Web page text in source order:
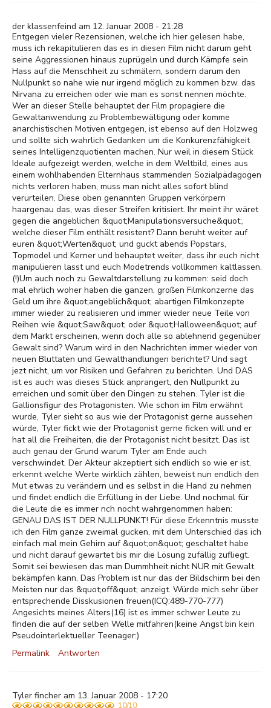
der klassenfeind am 12. Januar 2008 - 21:28
Entgegen vieler Rezensionen, welche ich hier gelesen habe,
muss ich rekapitulieren das es in diesen Film nicht darum geht
seine Aggressionen hinaus zuprügeln und durch Kämpfe sein
Hass auf die Menschheit zu schmälern, sondern darum den
Nullpunkt so nahe wie nur irgend möglich zu kommen bzw. das
Nirvana zu erreichen oder wie man es sonst nennen möchte.
Wer an dieser Stelle behauptet der Film propagiere die
Gewaltanwendung zu Problembewältigung oder komme
anarchistischen Motiven entgegen, ist ebenso auf den Holzweg
und sollte sich wahrlich Gedanken um die Konkurenzfähigkeit
seines Intelligenzquotienten machen. Nur weil in diesem Stück
Ideale aufgezeigt werden, welche in dem Weltbild, eines aus
einem wohlhabenden Elternhaus stammenden Sozialpädagogen
nichts verloren haben, muss man nicht alles sofort blind
verurteilen. Diese oben genannten Gruppen verkörpern
haargenau das, was dieser Streifen kritisiert. Ihr meint ihr wäret
gegen die angeblichen &quot;Manipulationsversuche&quot;,
welche dieser Film enthält resistent? Dann beruht weiter auf
euren &quot;Werten&quot; und guckt abends Popstars,
Topmodel und Kerner und behauptet weiter, dass ihr euch nicht
manipulieren lasst und euch Modetrends vollkommen kaltlassen.
(!)Um auch noch zu Gewaltdarstellung zu kommen: seid doch
mal ehrlich woher haben die ganzen, großen Filmkonzerne das
Geld um ihre &quot;angeblich&quot; abartigen Filmkonzepte
immer wieder zu realisieren und immer wieder neue Teile von
Reihen wie &quot;Saw&quot; oder &quot;Halloween&quot; auf
dem Markt erscheinen, wenn doch alle so ablehnend gegenüber
Gewalt sind? Warum wird in den Nachrichten immer wieder von
neuen Bluttaten und Gewalthandlungen berichtet? Und sagt
jezt nicht, um vor Risiken und Gefahren zu berichten. Und DAS
ist es auch was dieses Stück anprangert, den Nullpunkt zu
erreichen und somit über den Dingen zu stehen. Tyler ist die
Gallionsfigur des Protagonisten. Wie schon im Film erwähnt
wurde, Tyler sieht so aus wie der Protagonist gerne aussehen
würde, Tyler fickt wie der Protagonist gerne ficken will und er
hat all die Freiheiten, die der Protagonist nicht besitzt. Das ist
auch genau der Grund warum Tyler am Ende auch
verschwindet. Der Akteur akzeptiert sich endlich so wie er ist,
erkennt welche Werte wirklich zählen, beweist nun endlich den
Mut etwas zu verändern und es selbst in die Hand zu nehmen
und findet endlich die Erfüllung in der Liebe. Und nochmal für
die Leute die es immer nch nocht wahrgenommen haben:
GENAU DAS IST DER NULLPUNKT! Für diese Erkenntnis musste
ich den Film ganze zweimal gucken, mit dem Unterschied das ich
einfach mal mein Gehirn auf &quot;on&quot; geschaltet habe
und nicht darauf gewartet bis mir die Lösung zufällig zufliegt.
Somit sei bewiesen das man Dummhheit nicht NUR mit Gewalt
bekämpfen kann. Das Problem ist nur das der Bildschirm bei den
Meisten nur das &quot;off&quot; anzeigt. Würde mich sehr über
entsprechende Disskusionen freuen(ICQ:489-770-777)
Angesichts meines Alters(16) ist es immer schwer Leute zu
finden die auf der selben Welle mitfahren(keine Angst bin kein
Pseudointerlektueller Teenager:)
Permalink
Antworten
Tyler fincher am 13. Januar 2008 - 17:20
10/10